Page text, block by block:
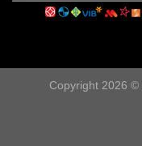
Copyright 2026 ©